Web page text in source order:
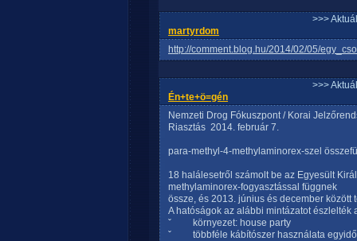
>>>
martyrdom
http://comment.blog.hu/2014/02/05/
>>>
Én+te+ö=gén
Nemzeti Drog Fókuszpont / Korai
Riasztás  2014. február 7.
para-methyl-4-methylaminorex-szel
18 halálesetről számolt be az Egyesült
methylaminorex-fogyasztással függnek
össze, és 2013. június és december között
A hatóságok az alábbi mintázatot észlelték
ˇ környezet: house party
ˇ többféle kábítószer használata